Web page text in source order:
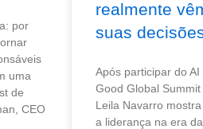
por
uma
de
CEO
realmente
suas
Após participar do AI
Good Global Summit
Leila Navarro
a liderança na era